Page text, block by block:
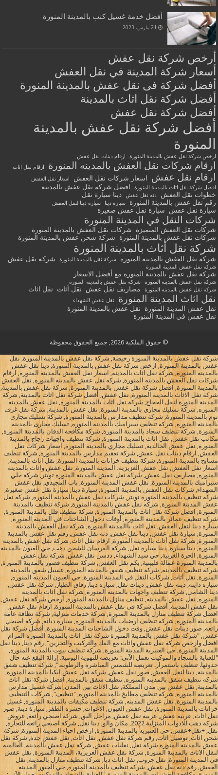
أفضل خدمة غسيل كنب بالمدينة المنورة
21 مارس، 2023
أرخص شركة نقل عفش
أسعار شركة المدينة في نقل العفش
أفضل شركة فى نقل عفش بالمدينة المنورة
أفضل شركة نقل اثاث بالمدينة
أفضل شركة نقل عفش
أفضل شركة نقل عفش بالمدينة
المنورة
ارخص شركة نقل عفش بالمدينة المنورة ارقام دينات نقل عفش
ارقام شركات نقل العفش بالمدينه المنورة ارقام نقل اثاث
ارقام نقل عفش اسعار شركات نقل العفش
اسعار نقل العفش
افضل شركة نقل اثاث بالمدينة المنورة
افضل شركة نقل عفش بالمدينة
خطوات نقل العفش
دنه نقل عفش
دينا سيارة نقل
رقم نقل عفش بالمدينة المنورة
سيارة دينا سيارة دينا لنقل العفش
سيارة نقل عفش سيارة نقل عفش صغيرة
شركات النقل في المدينة المنورة
شركات نقل العفش المتميزة
شركات نقل العفش بالمدينة المنورة
شركات نقل عفش بالمدينة المنورة
شركة شحن عفش بالمدينة المنورة
شركة نقل أثاث بالمدينة المنورة
شركة نقل العفش بالمدينة المنورة شركة نقل بالمدينة المنورة شركة نقل عفش
شركة نقل عفش المدينة المنورة
شركة نقل عفش بالمدينة المنورة مع أفضل الاسعار
شركة نقل عفش بالمدينه المنوره
شركه نقل عفش بالمدينة المنورة
شركه نقل عفش بالمدينه المنورة
مصاريف نقل عفش نقل أثاث نقل اثاث
نقل اثاث المدينة المنورة نقل عفش الشهداء
نقل عفش المدينة المنورة
نقل عفش بالمدينة المنورة
نقل عفش في المدينة المنورة
© حقوق الملكية 2026, جميع الحقوق محفوظة
شركة نقل عفش بالمدينة المنورة رخيصة, شركة نقل عفش بالمدينة المنورة, نقل
عفش بالمدينة المنورة, ارخص شركة نقل عفش بالمدينة المنورة, دينا نقل عفش
بالمدينة المنورة, شركة نقل اثاث بالمدينة, اسعار نقل العفش بالمدينة المنورة, ارقام
شركات نقل العفش بالمدينه المنورة, شركه نقل عفش بالمدينه المنوره, نقل العفش
بالمدينة المنورة, افضل شركة نقل عفش بالمدينة المنورة, شركة نقل عفش بالمدينة,
شركة نقل الاثاث بالمدينة المنورة, نقل عفش, أفضل شركة نقل اثاث بالمدينة, شركة
المدينة المنورة لنقل الحجاج, شركة نقل اثاث بالمدينة المنورة, نقل عفش بالمدينه
المنوره, شركة تسليك مجاري بالمدينة المنورة, نقل عفش بالمدينة, شركة نقل غرف
نوم بالمدينة المنورة, شركة تنظيف مدارس بالمدينة المنورة, شركة تسليك مجارى
بالمدينة المنورة, شركة تنظيف سيراميك بالمدينة المنورة, تسليك مجارى بالمدينة
المنورة, شركة تنظيف سجاد بالمدينة المنورة, شركة مكافحة الدفان بالمدينة المنورة,
مكاتب نقل عفش, نقل اثاث بالمدينة المنورة, شركة تنظيف واجهات زجاج بالمدينة
المنورة, نقل عفش الخالدية, تسليك مجاري بالمدينة المنورة, اسعار شركات نقل
العفش, ارقام دينات نقل عفش, شركة تعقيم مدارس بالمدينة المنورة, شركة تنظيف
مسابح بالمدينة المنورة, شركة تنظيف خزانات بالمدينة المنورة, نقل اثاث بالمدينة,
اسعار نقل العفش, نقل عفش العزيزية، المدينة المنورة, نقل عفش واثاث بالمدينة
المنوره, مصاريف نقل عفش, شركة نقل عفش بالمدينة المنورة تويتر, شركة جلي
سيراميك بالمدينة المنورة, نقل عفش المدينة المنورة, باب المجيدي, نقل عفش
الشهداء, شركات نقل العفش بالمدينة المنورة, سيارة دينا, سيارة نقل عفش صغيرة,
شركة تنظيف بالمدينة المنورة تويتر, شركات نقل عفش بالمدينة المنورة, شركة نقل
عفش المدينة المنورة, شركه نقل عفش بالمدينة المنورة, شركة تنظيف بالمدينة
المنورة, افضل شركة نقل اثاث بالمدينة المنورة, شركة تنظيف فلل بالمدينة المنورة,
شركة تنظيف عمائر بالمدينة المنورة, أوقات دخول الشاحنات في المدينة المنورة,
سيارة دينا لنقل العفش, نقل اثاث باالمدينة المنورة, شركة نقل العفش بالمدينة
المنورة, سيارة نقل عفش, دينا نقل عفش, دنه نقل عفش, رقم نقل عفش بالمدينة
المنورة, شركة نقل أثاث بالمدينة المنورة, ارقام نقل اثاث, شركة نقل عفش بالمدينه
المنوره, دينا سيارة, دينا سيارة نقل, شركة الفرسان للشحن دهب, حي العيون بالمدينة
المنورة, الحرة الغربية, حي سيد الشهداء, ددسن نقل عفش, شركة نقل عفش
بالمدينة المنورة عمالة فلبينية, بكم نقل العفش, شركة تنظيف قصور بالمدينة المنورة,
شركة تنظيف بالمدينة, شركة تنظيف شقق بالمدينة المنورة, غسيل شقق بالمدينة
المنورة, نقل أثاث, شركات النقل في المدينة المنورة, حي العيون المدينه المنوره,
سياره داينه, دينه نقل عفش, دينات نقل, سياره دينا, زقاق الطيار, شركة نقل عفش,
دينا الشامي, شركة تنظيف واجهات بالمدينة المنورة, شركه نقل اثاث بالمدينه
المنوره, نقل عفش بالمدينه, تنظيف منازل بالمدينة المنورة, أرخص شركة نقل عفش,
نقل عفش المدينة, أفضل شركة فى نقل عفش بالمدينة المنورة, ارقام نقل عفش,
افضل شركة تنظيف منازل بالمدينة المنورة, شركة خدمات منزلية, شركة نظافة عامة
بالمدينة المنورة, شركة تنظيف ارضيات بالمدينة المنورة, سياره ديانه, شركة اصبحي
رائعه, صور دينات نقل عفش, وقت دخول الشاحنات المدينة المنورة, أفضل شركة نقل
عفش, "شركة نقل عفش بالمدينة المنورة شركة نقل اثاث بالمدينة المنوره المرام
افضل وارخص شركة نقل عفش واثاث مع الفك والتركيب والتخزين", رقم دينا, دينا نقل
المدينة المنورة, حي العنبرية المدينة المنورة, شركة تنظيف بيوت بالمدينة المنورة,
"للعناية بالسجاد والموكيت نعمل الآتي: تعريضه للتهوية اليومية. إزالة البقع عنه حال
حدوثها. تنظيف باستمرار. تعريضه للشمس المباشرة والرطوبة.", شركة تنظيف شقق
بالمدينة, دينا لنقل العفش, صور نقل عفش, شركة نقل عفش ايكيا بالمدينة المنورة,
شركه تنظيف شقق بالمدينه المنوره, تنظيف شقق بالمدينة, افضل شركة نقل اثاث
بالمدينة, نقل عفش بين مدن المملكة, نقل الاثاث بين المدن, شركة غسيل مدارس
بالمدينة المنورة, شركة تنظيف مطابخ بالمدينة المنورة, "تنظيف", شركات التنظيف
بالمدينة المنورة, نقل عفش المدينه, شركة تنظيف مكيفات بالمدينة المنورة, غسيل
خزانات بالمدينة المنورة, نقل عفش العيون, الاغوات, حشره الظفر, سيارة دينة, صور
نقل اثاث, عربية عفش, عربية نقل عفش, مراحل البق, شركة اصبحي رائعة, عروض
شركة دهب للادوات المنزلية 2022, مكان والو, دينا نقل, شركة اصبحي رائعه للتجارة,
نقل, +نقل+عفش, حي العنبريه بالمدينة المنورة, ارخص احياء المدينة المنورة, شركة
شحن اثاث, توصيل اثاث, رقم شركة نقل عفش, نقل اثاث, نقل عفش جدة, شركة نقل
عفش بالمدينة المنورة شركة نقل, نقليات عفش, شركة نقل عفش بالمدينه, العالمية
لنقل الاثاث بالمدينة المنورة, شركة نقل عفش العزيزية، المدينة المنورة, نقل عفش
في المدينة المنورة, نقل جروب, نقل اثاث دبا, شركة تنظيف منازل بالمدينة, نقل
العفش, رقم دنه نقل عفش, شركه تنظيف بالمدينه المنوره, حي الجبور المدينة